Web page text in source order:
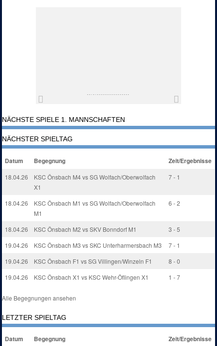
NÄCHSTE SPIELE 1. MANNSCHAFTEN
NÄCHSTER SPIELTAG
Datum Begegnung Zeit/Ergebnisse
18.04.26
KSC Önsbach M4 vs SG Wolfach/Oberwolfach
X1
7 - 1
18.04.26
KSC Önsbach M1 vs SG Wolfach/Oberwolfach
M1
6 - 2
18.04.26 KSC Önsbach M2 vs SKV Bonndorf M1
3 - 5
19.04.26
KSC Önsbach M3 vs SKC Unterharmersbach M3
7 - 1
19.04.26
KSC Önsbach F1 vs SG Villingen/Winzeln F1
8 - 0
19.04.26
KSC Önsbach X1 vs KSC Wehr-Öflingen X1 1 - 7
Alle Begegnungen ansehen
LETZTER SPIELTAG
Datum Begegnung Zeit/Ergebnisse